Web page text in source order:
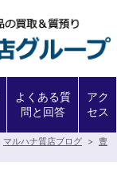
よくある質
問と回答
アク
セス
マルハナ質店ブログ >
豊